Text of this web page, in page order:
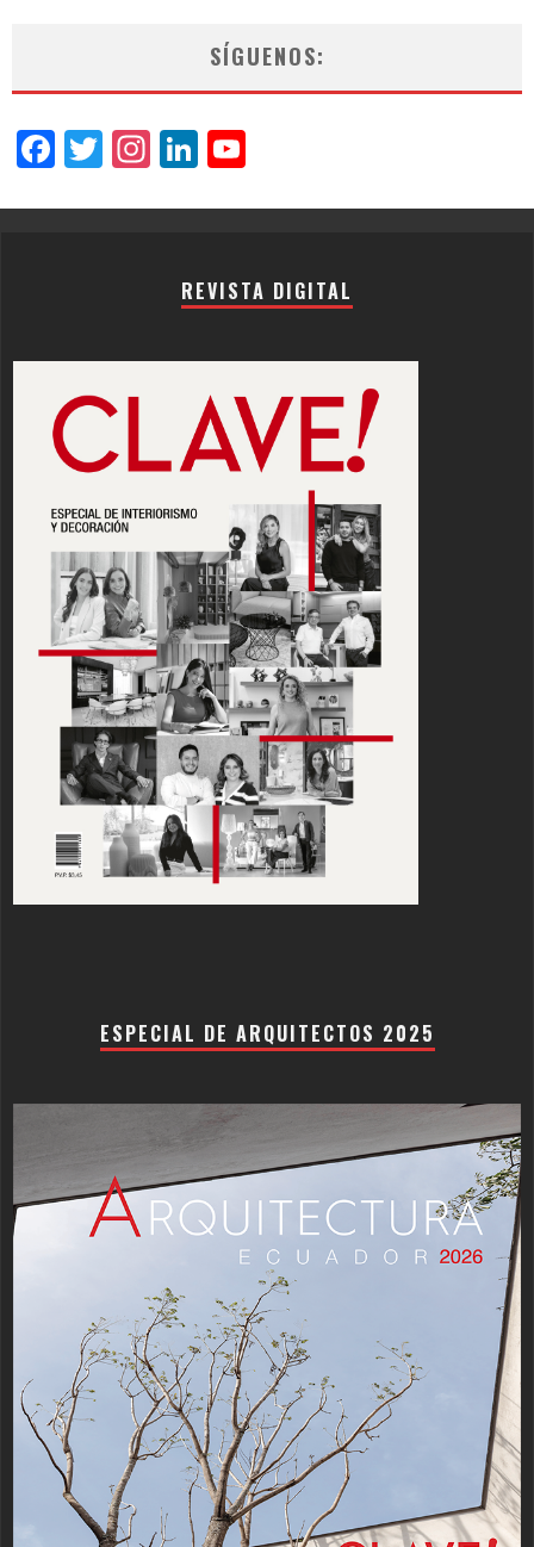
SÍGUENOS:
Facebook
Twitter
Instagram
LinkedIn
REVISTA DIGITAL
ESPECIAL DE ARQUITECTOS 2025